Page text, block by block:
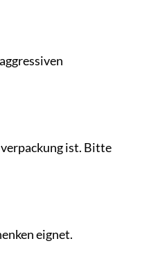
ist. Bitte
eignet.